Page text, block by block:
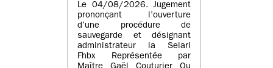
Le 04/08/2026. Jugement
prononçant l’ouverture
d’une procédure de
sauvegarde et désignant
administrateur la Selarl
Fhbx Représentée par